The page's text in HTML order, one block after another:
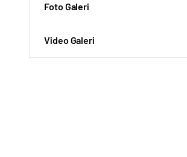
Foto Galeri
Video Galeri